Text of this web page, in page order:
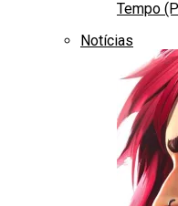
Tempo
Notícias